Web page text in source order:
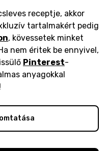
receptje, akkor
tartalmakért pedig
, kövessetek minket
nem éritek be ennyivel,
Pinterest-
anyagokkal